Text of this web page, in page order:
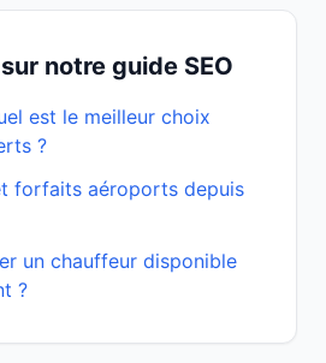
notre guide SEO
est le meilleur choix
?
forfaits aéroports depuis
un chauffeur disponible
?